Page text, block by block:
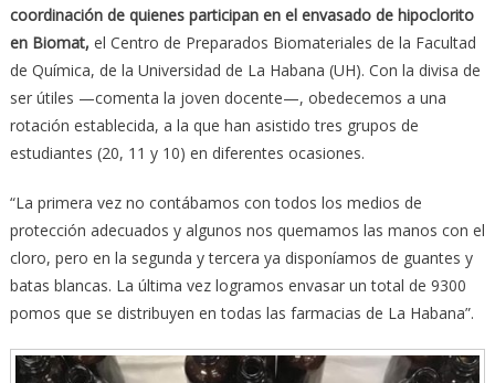
coordinación de quienes participan en el envasado de hipoclorito
en Biomat, el Centro de Preparados Biomateriales de la Facultad
de Química, de la Universidad de La Habana (UH). Con la divisa de
ser útiles —comenta la joven docente—, obedecemos a una
rotación establecida, a la que han asistido tres grupos de
estudiantes (20, 11 y 10) en diferentes ocasiones.
“La primera vez no contábamos con todos los medios de
protección adecuados y algunos nos quemamos las manos con el
cloro, pero en la segunda y tercera ya disponíamos de guantes y
batas blancas. La última vez logramos envasar un total de 9300
pomos que se distribuyen en todas las farmacias de La Habana”.